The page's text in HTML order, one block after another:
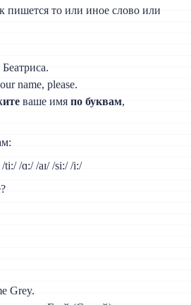
пишется то или иное слово или
name, please.
ваше имяпо буквам,
/ɑ:/ /aɪ/ /si:/ /i:/
Grey.